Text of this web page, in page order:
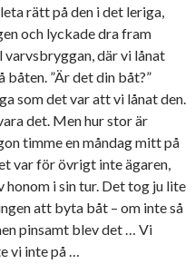
rätt på den i det leriga,
och lyckade dra fram
där vi lånat
båten. ”Är det din båt?”
som det var att vi lånat den.
det. Men hur stor är
timme en måndag mitt på
var för övrigt inte ägaren,
honom i sin tur. Det tog ju lite
att byta båt – om inte så
pinsamt blev det … Vi
vi inte på …